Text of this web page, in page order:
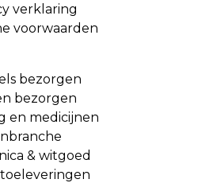
verklaring
voorwaarden
bezorgen
bezorgen
en medicijnen
& witgoed